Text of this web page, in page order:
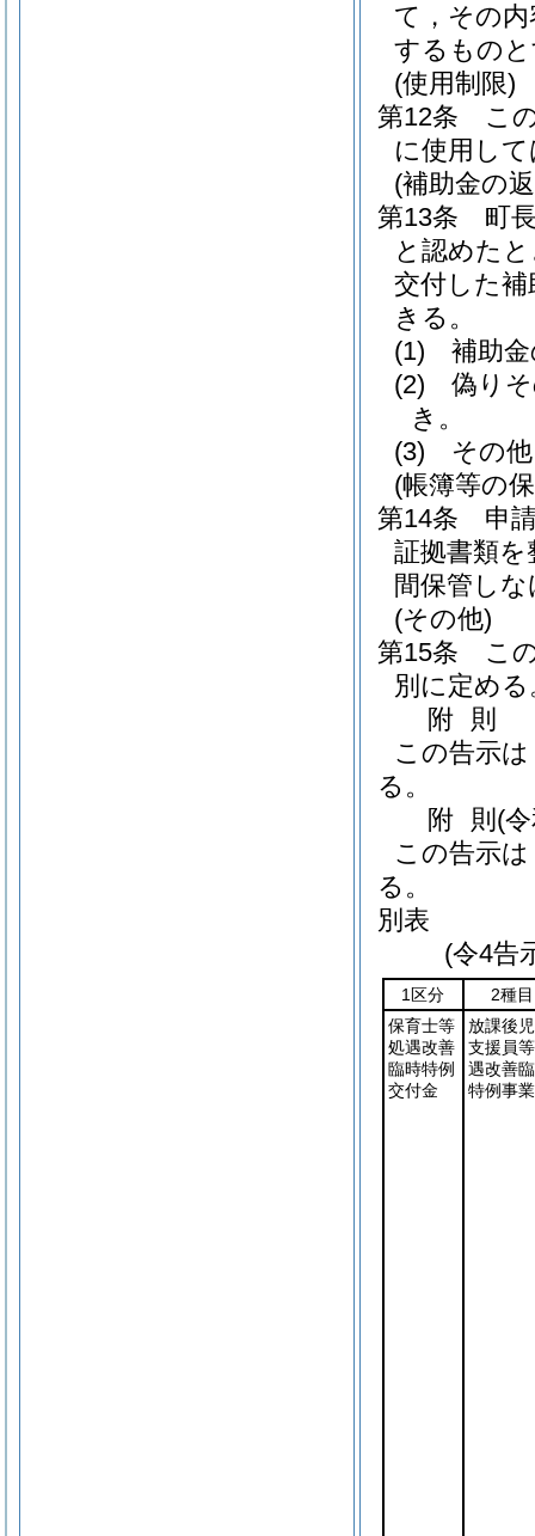
て，その
するもの
(使用制限)
第12条
こ
に使用し
(補助金の
第13条
町
と認めた
交付した
きる。
(1)
補助
(2)
偽り
き。
(3)
その
(帳簿等の
第14条
申
証拠書類を
間保管し
(その他)
第15条
こ
別に定める
附 則
この告示
る。
附 則 (
この告示
る。
別表
(令4告
1区分
2種目
保育士等
処遇改善
臨時特例
交付金
放課後
支援員
遇改善
特例事業